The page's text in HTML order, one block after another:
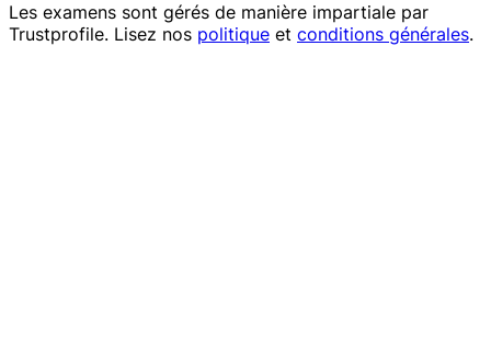
Les examens sont gérés de manière impartiale par
Trustprofile. Lisez nos politique et conditions générales.